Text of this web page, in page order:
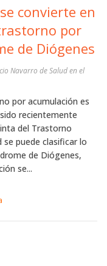
convierte en
por
de Diógenes
Navarro de Salud en el
por acumulación es
recientemente
del Trastorno
se puede clasificar lo
de Diógenes,
se...